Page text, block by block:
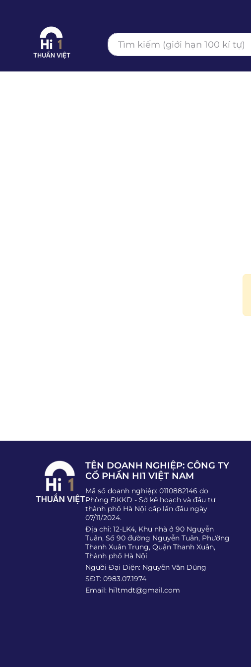
TÊN DOANH NGHIỆP: CÔNG TY
CỔ PHẦN HI1 VIỆT NAM
Mã số doanh nghiệp: 0110882146 do
Phòng ĐKKD - Sở kế hoạch và đầu tư
thành phố Hà Nội cấp lần đầu ngày
07/11/2024.
Địa chỉ: 12-LK4, Khu nhà ở 90 Nguyễn
Tuân, Số 90 đường Nguyễn Tuân, Phường
Thanh Xuân Trung, Quận Thanh Xuân,
Thành phố Hà Nội
Người Đại Diện: Nguyễn Văn Dũng
SĐT: 0983.07.1974
Email: hi1tmdt@gmail.com